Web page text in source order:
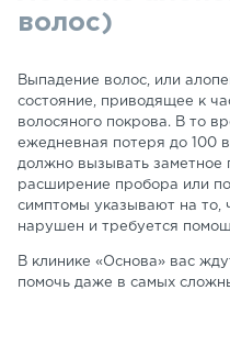
волос)
Выпадение волос, или
состояние, приводящее к
волосяного покрова. В то
ежедневная потеря до 100
должно вызывать заметное
расширение пробора или
симптомы указывают на то,
нарушен и требуется
В клинике «Основа» вас
помочь даже в самых